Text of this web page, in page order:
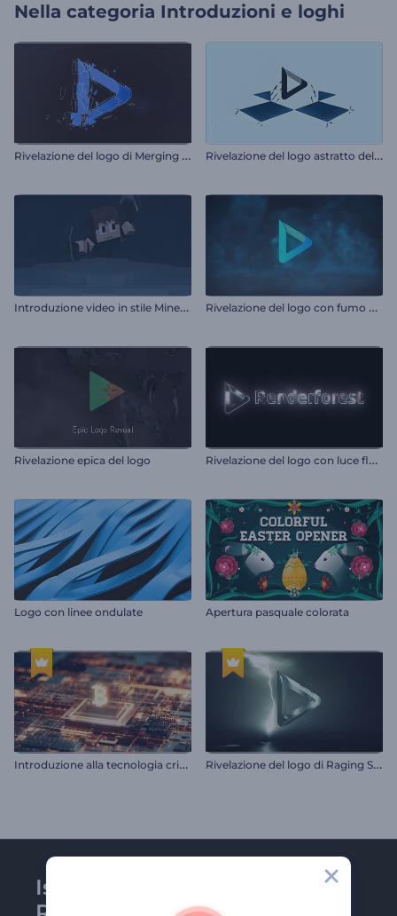
Nella categoria Introduzioni e loghi
R
ivelazione del logo di Merging Fragments R
ivelazione del logo astratto delle forme
I
ntroduzione video in stile Minecraft R
ivelazione del logo con fumo vorticoso
Rivelazione epica del logo R
ivelazione del logo con luce fluida
Logo con linee ondulate Apertura pasquale colorata
I
ntroduzione alla tecnologia crittografica R
ivelazione del logo di Raging Storm
Iscriviti alla newsletter di